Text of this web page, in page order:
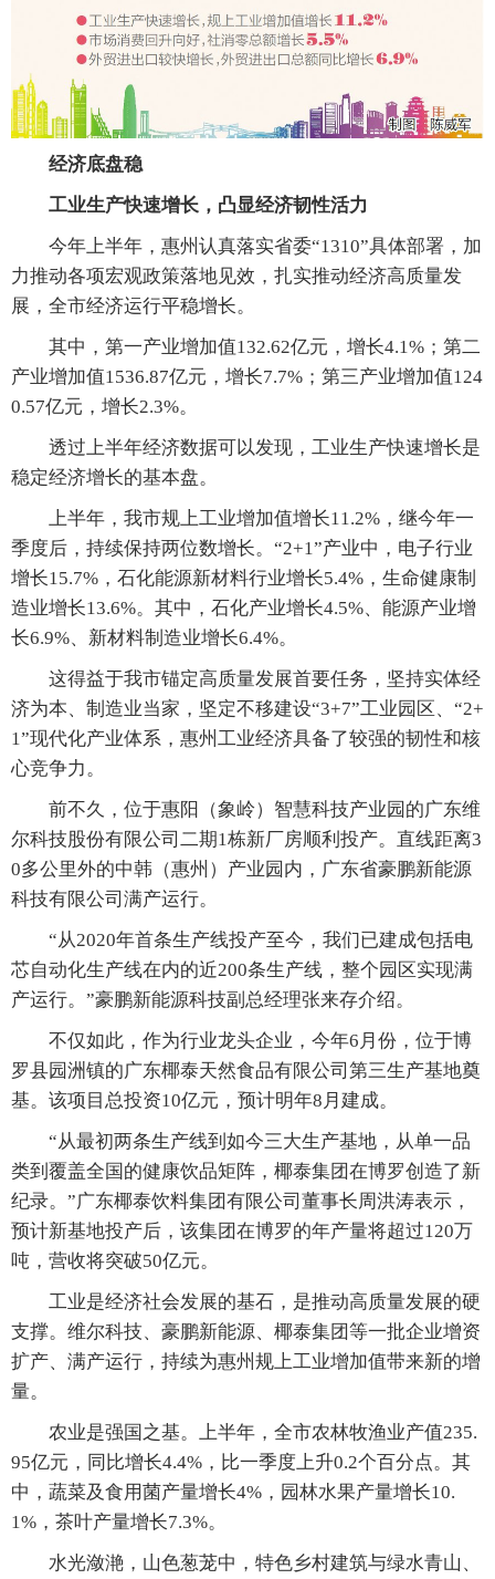
经济底盘稳
工业生产快速增长，凸显经济韧性活力
今年上半年，惠州认真落实省委“1310”具体部署，加
力推动各项宏观政策落地见效，扎实推动经济高质量发
展，全市经济运行平稳增长。
其中，第一产业增加值132.62亿元，增长4.1%；第二
产业增加值1536.87亿元，增长7.7%；第三产业增加值124
0.57亿元，增长2.3%。
透过上半年经济数据可以发现，工业生产快速增长是
稳定经济增长的基本盘。
上半年，我市规上工业增加值增长11.2%，继今年一
季度后，持续保持两位数增长。“2+1”产业中，电子行业
增长15.7%，石化能源新材料行业增长5.4%，生命健康制
造业增长13.6%。其中，石化产业增长4.5%、能源产业增
长6.9%、新材料制造业增长6.4%。
这得益于我市锚定高质量发展首要任务，坚持实体经
济为本、制造业当家，坚定不移建设“3+7”工业园区、“2+
1”现代化产业体系，惠州工业经济具备了较强的韧性和核
心竞争力。
前不久，位于惠阳（象岭）智慧科技产业园的广东维
尔科技股份有限公司二期1栋新厂房顺利投产。直线距离3
0多公里外的中韩（惠州）产业园内，广东省豪鹏新能源
科技有限公司满产运行。
“从2020年首条生产线投产至今，我们已建成包括电
芯自动化生产线在内的近200条生产线，整个园区实现满
产运行。”豪鹏新能源科技副总经理张来存介绍。
不仅如此，作为行业龙头企业，今年6月份，位于博
罗县园洲镇的广东椰泰天然食品有限公司第三生产基地奠
基。该项目总投资10亿元，预计明年8月建成。
“从最初两条生产线到如今三大生产基地，从单一品
类到覆盖全国的健康饮品矩阵，椰泰集团在博罗创造了新
纪录。”广东椰泰饮料集团有限公司董事长周洪涛表示，
预计新基地投产后，该集团在博罗的年产量将超过120万
吨，营收将突破50亿元。
工业是经济社会发展的基石，是推动高质量发展的硬
支撑。维尔科技、豪鹏新能源、椰泰集团等一批企业增资
扩产、满产运行，持续为惠州规上工业增加值带来新的增
量。
农业是强国之基。上半年，全市农林牧渔业产值235.
95亿元，同比增长4.4%，比一季度上升0.2个百分点。其
中，蔬菜及食用菌产量增长4%，园林水果产量增长10.
1%，茶叶产量增长7.3%。
水光潋滟，山色葱茏中，特色乡村建筑与绿水青山、